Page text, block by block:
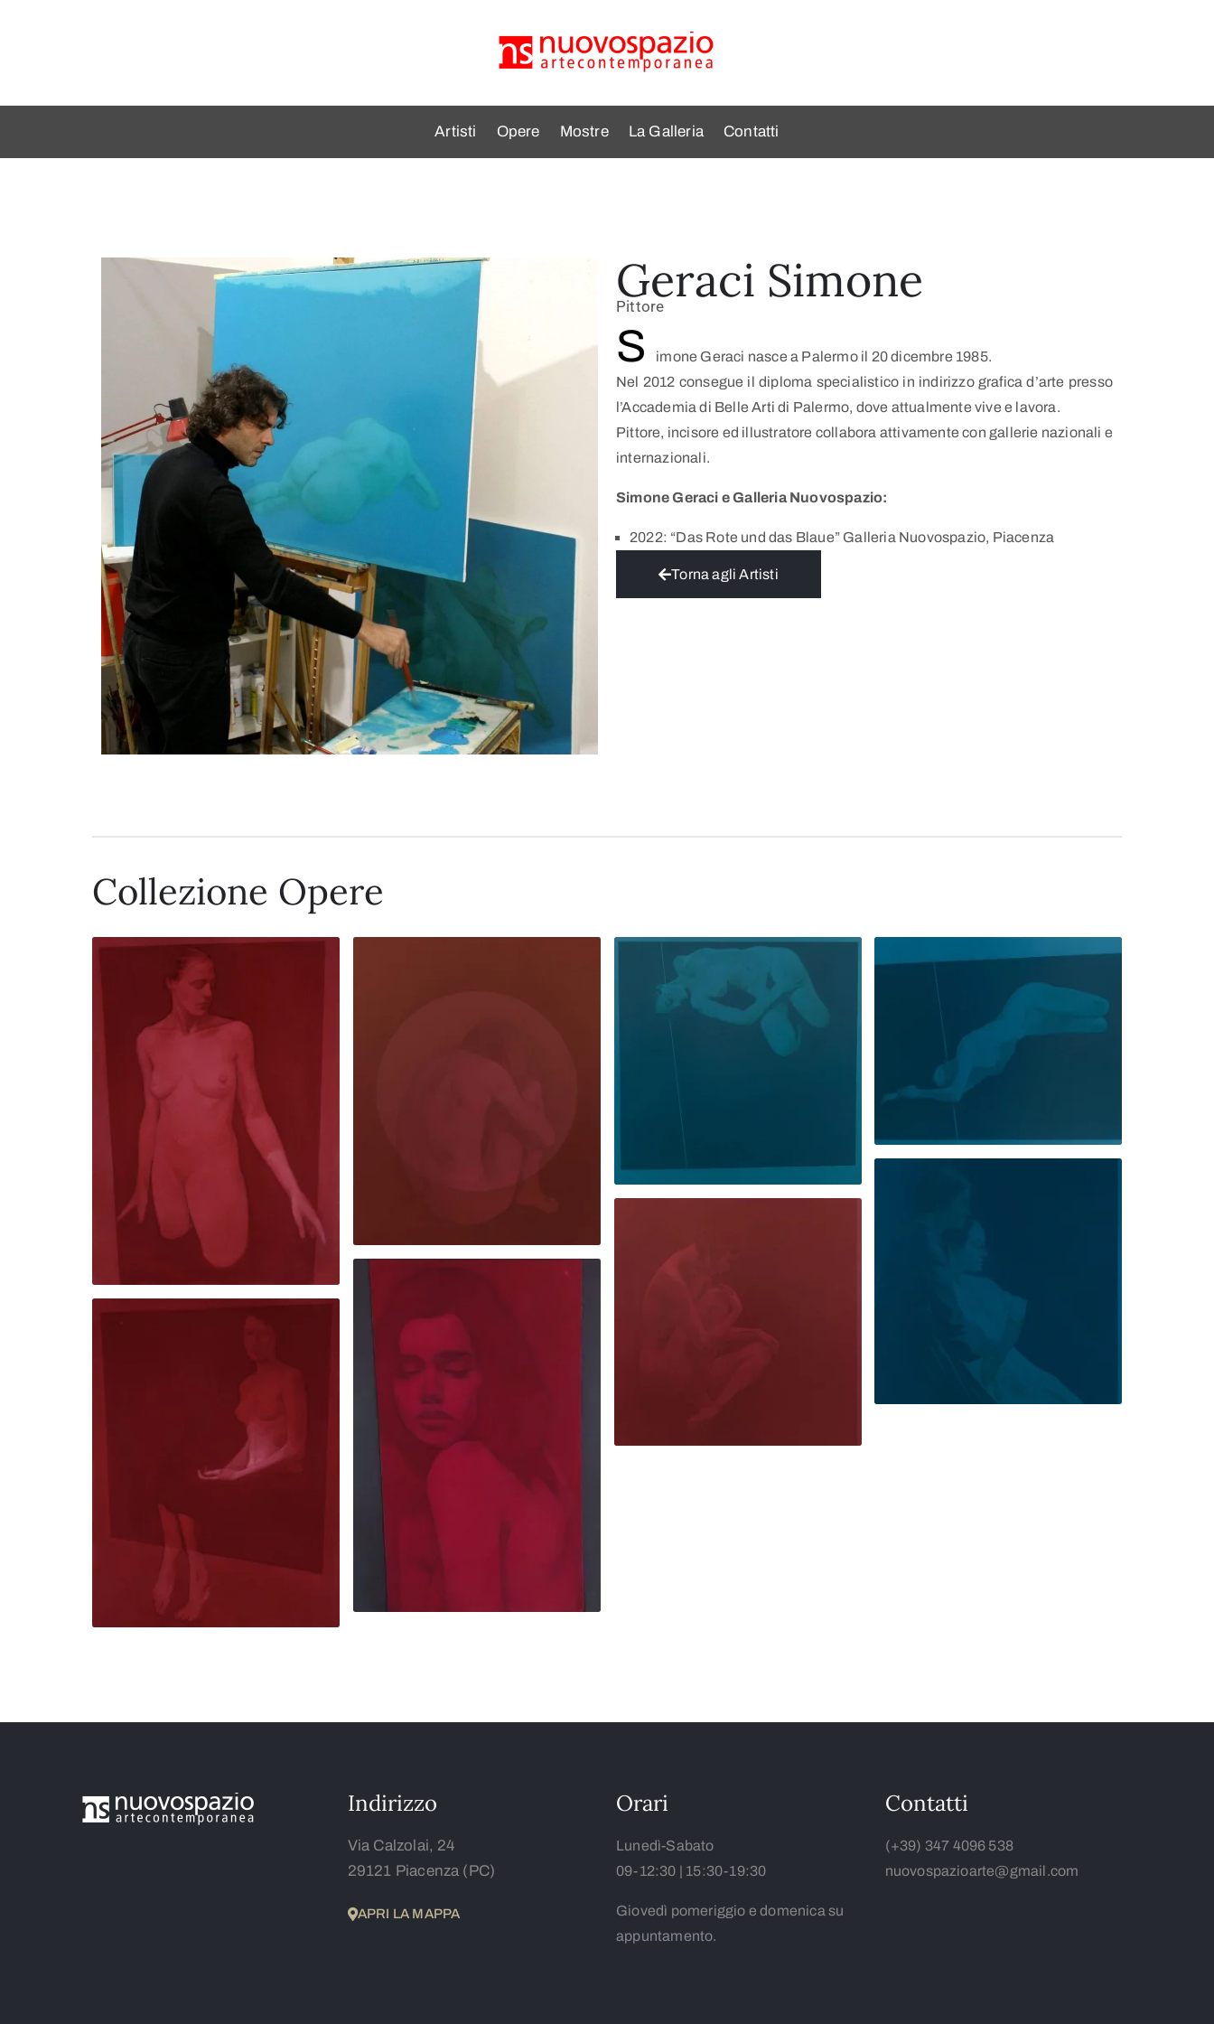
Artisti Opere Mostre La Galleria Contatti
Geraci Simone
Pittore
S
imone Geraci nasce a Palermo il 20 dicembre 1985.
Nel 2012 consegue il diploma specialistico in indirizzo grafica d’arte presso
l’Accademia di Belle Arti di Palermo, dove attualmente vive e lavora.
Pittore, incisore ed illustratore collabora attivamente con gallerie nazionali e
internazionali.
Simone Geraci e Galleria Nuovospazio:
2022: “Das Rote und das Blaue” Galleria Nuovospazio, Piacenza
Torna agli Artisti
Collezione Opere
Indirizzo
Via Calzolai, 24
29121 Piacenza (PC)
APRI LA MAPPA
Orari
Lunedì-Sabato
09-12:30 | 15:30-19:30
Giovedì pomeriggio e domenica su
appuntamento.
Contatti
(+39) 347 4096 538
nuovospazioarte@gmail.com